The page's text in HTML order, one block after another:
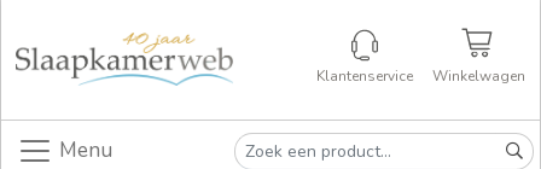
Klantenservice Winkelwagen
Menu